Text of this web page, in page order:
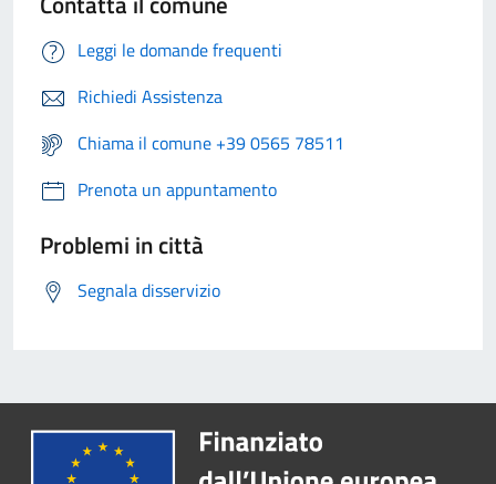
Leggi le domande frequenti
Richiedi Assistenza
Chiama il comune +39 0565 78511
Prenota un appuntamento
Problemi in città
Segnala disservizio